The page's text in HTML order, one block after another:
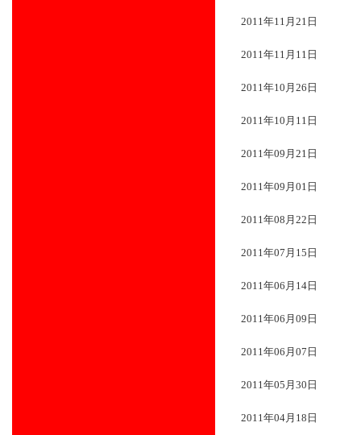
2011年11月21日
2011年11月11日
2011年10月26日
2011年10月11日
2011年09月21日
2011年09月01日
2011年08月22日
2011年07月15日
2011年06月14日
2011年06月09日
2011年06月07日
2011年05月30日
2011年04月18日